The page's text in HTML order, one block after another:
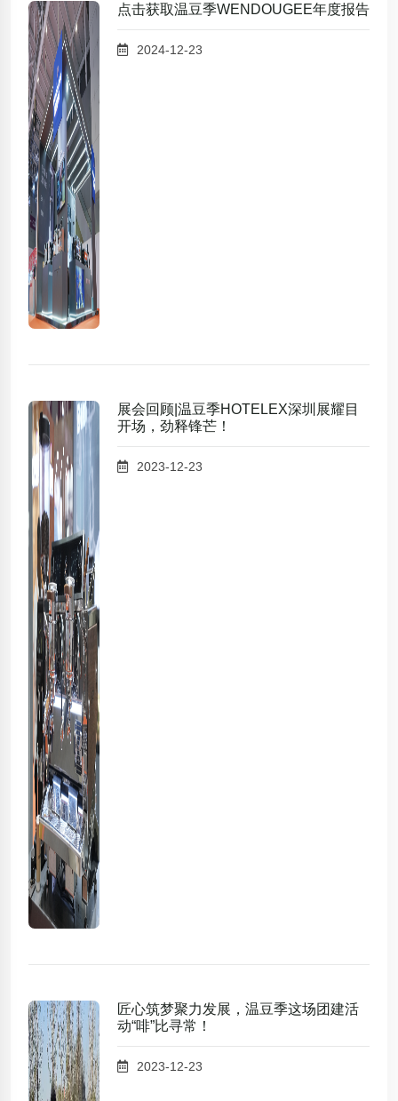
点击获取温豆季WENDOUGEE年度报告
2024-12-23
展会回顾|温豆季HOTELEX深圳展耀目
开场，劲释锋芒！
2023-12-23
匠心筑梦聚力发展，温豆季这场团建活
动“啡”比寻常！
2023-12-23